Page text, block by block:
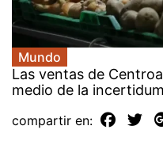
Mundo
Las ventas de
medio de la
compartir en: